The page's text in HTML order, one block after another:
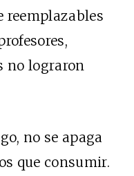
no lograron
no se apaga
que consumir.